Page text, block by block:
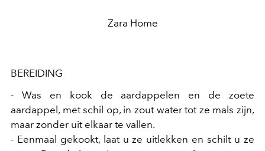
Zara Home
BEREIDING
- Was en kook de aardappelen en de zoete
aardappel, met schil op, in zout water tot ze mals zijn,
maar zonder uit elkaar te vallen.
- Eenmaal gekookt, laat u ze uitlekken en schilt u ze